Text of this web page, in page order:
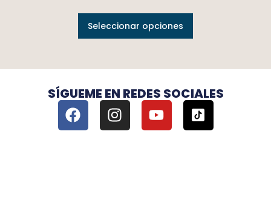
Seleccionar opciones
SÍGUEME EN REDES SOCIALES